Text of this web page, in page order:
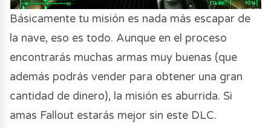
Básicamente tu misión es nada más escapar de
la nave, eso es todo. Aunque en el proceso
encontrarás muchas armas muy buenas (que
además podrás vender para obtener una gran
cantidad de dinero), la misión es aburrida. Si
amas Fallout estarás mejor sin este DLC.